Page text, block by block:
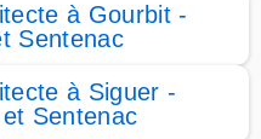
à Gourbit -
Sentenac
à Siguer -
Sentenac